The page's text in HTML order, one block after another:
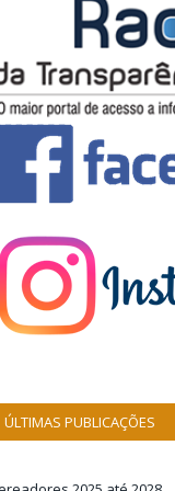
ÚLTIMAS PUBLICAÇÕES